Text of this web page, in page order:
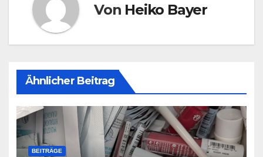
Von Heiko Bayer
Ähnlicher Beitrag
BEITRÄGE